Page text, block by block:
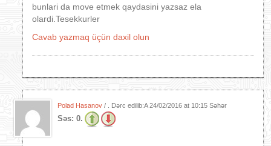
bunlari da move etmek qaydasini yazsaz ela
olardi.Tesekkurler
Cavab yazmaq üçün daxil olun
Polad Hasanov / . Dərc edilib:A24/02/2016 at 10:15 Səhər
Səs: 0.